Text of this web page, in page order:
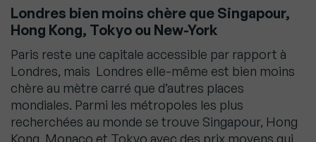
Londres bien moins chère que Singapour,
Hong Kong, Tokyo ou New-York
Paris reste une capitale accessible par rapport à
Londres, mais Londres elle-même est bien moins
chère au mètre carré que d’autres places
mondiales. Parmi les métropoles les plus
recherchées au monde se trouve Singapour, Hong
Kong, Monaco et Tokyo avec des prix moyens qui